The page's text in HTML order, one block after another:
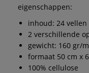
eigenschappen:
inhoud: 24
2 verschillende
gewicht: 160 gr/
formaat 50 cm x
100% cellulose